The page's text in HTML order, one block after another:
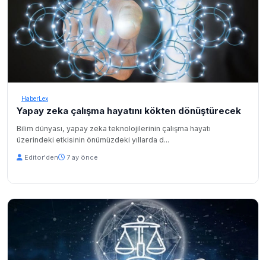
HaberLex
Yapay zeka çalışma hayatını kökten dönüştürecek
Bilim dünyası, yapay zeka teknolojilerinin çalışma hayatı
üzerindeki etkisinin önümüzdeki yıllarda d...
Editor'den 7 ay önce